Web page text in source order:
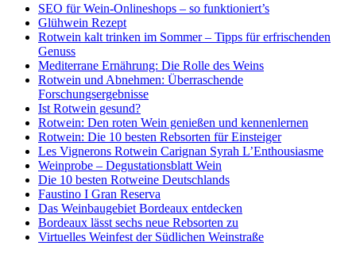
SEO für Wein-Onlineshops – so funktioniert’s
Glühwein Rezept
Rotwein kalt trinken im Sommer – Tipps für erfrischenden
Genuss
Mediterrane Ernährung: Die Rolle des Weins
Rotwein und Abnehmen: Überraschende
Forschungsergebnisse
Ist Rotwein gesund?
Rotwein: Den roten Wein genießen und kennenlernen
Rotwein: Die 10 besten Rebsorten für Einsteiger
Les Vignerons Rotwein Carignan Syrah L’Enthousiasme
Weinprobe – Degustationsblatt Wein
Die 10 besten Rotweine Deutschlands
Faustino I Gran Reserva
Das Weinbaugebiet Bordeaux entdecken
Bordeaux lässt sechs neue Rebsorten zu
Virtuelles Weinfest der Südlichen Weinstraße